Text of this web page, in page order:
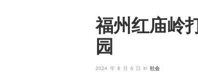
福州红庙岭
园
2024 年 8 月 6 日 in 社会